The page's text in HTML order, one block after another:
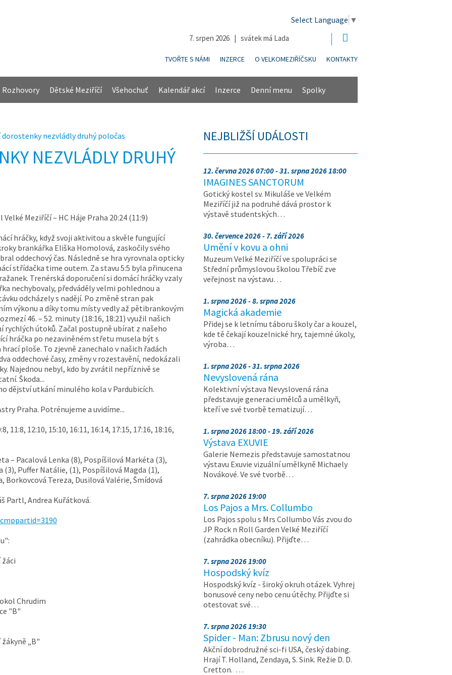
Select Language ▼
7. srpen 2026 | svátek má Lada
TVOŘTE S NÁMI INZERCE O VELKOMEZIŘÍČSKU KONTAKTY
Rozhovory Dětské Meziříčí Všehochuť Kalendář akcí Inzerce Denní menu Spolky
dorostenky nezvládly druhý poločas
NEZVLÁDLY DRUHÝ
Velké Meziříčí – HC Háje Praha 20:24 (11:9)
hráčky, když svoji aktivitou a skvěle fungující
brankářka Eliška Homolová, zaskočily svého
oddechový čas. Následně se hra vyrovnala opticky
střídačka time outem. Za stavu 5:5 byla přinucena
Trenérská doporučení si domácí hráčky vzaly
nechybovaly, předváděly velmi pohlednou a
odcházely s nadějí. Po změně stran pak
výkonu a díky tomu místy vedly až pětibrankovým
46. – 52. minuty (18:16, 18:21) využil našich
rychlých útoků. Začal postupně ubírat z našeho
hráčka po nezaviněném střetu musela být s
ploše. To zjevně zanechalo v našich řadách
oddechové časy, změny v rozestavění, nedokázali
Najednou nebyl, kdo by zvrátil nepříznivě se
Škoda...
dějství utkání minulého kola v Pardubicích.
Praha. Potrénujeme a uvidíme...
11:8, 12:10, 15:10, 16:11, 16:14, 17:15, 17:16, 18:16,
– Pacalová Lenka (8), Pospíšilová Markéta (3),
(3), Puffer Natálie, (1), Pospíšilová Magda (1),
Borkovcová Tereza, Dusilová Valérie, Šmídová
Partl, Andrea Kuřátková.
žáci
Chrudim
"B"
žákyně „B"
NEJBLIŽŠÍ UDÁLOSTI
12. června 2026 07:00 - 31. srpna 2026 18:00
IMAGINES SANCTORUM
Gotický kostel sv. Mikuláše ve Velkém
Meziříčí již na podruhé dává prostor k
výstavě studentských…
30. července 2026 - 7. září 2026
Umění v kovu a ohni
Muzeum Velké Meziříčí ve spolupráci se
Střední průmyslovou školou Třebíč zve
veřejnost na výstavu…
1. srpna 2026 - 8. srpna 2026
Magická akademie
Přidej se k letnímu táboru školy čar a kouzel,
kde tě čekají kouzelnické hry, tajemné úkoly,
výroba…
1. srpna 2026 - 31. srpna 2026
Nevyslovená rána
Kolektivní výstava Nevyslovená rána
představuje generaci umělců a umělkyň,
kteří ve své tvorbě tematizují…
1. srpna 2026 18:00 - 19. září 2026
Výstava EXUVIE
Galerie Nemezis představuje samostatnou
výstavu Exuvie vizuální umělkyně Michaely
Novákové. Ve své tvorbě…
7. srpna 2026 19:00
Los Pajos a Mrs. Collumbo
Los Pajos spolu s Mrs Collumbo Vás zvou do
JP Rock n Roll Garden Velké Meziříčí
(zahrádka obecníku). Přijďte…
7. srpna 2026 19:00
Hospodský kvíz
Hospodský kvíz - široký okruh otázek. Vyhrej
bonusové ceny nebo cenu útěchy. Přijďte si
otestovat své…
7. srpna 2026 19:30
Spider - Man: Zbrusu nový den
Akční dobrodružné sci-fi USA, český dabing.
Hrají T. Holland, Zendaya, S. Sink. Režie D. D.
Cretton. …